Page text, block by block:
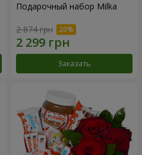
Подарочный набор Milka
2 874 грн
Заказать